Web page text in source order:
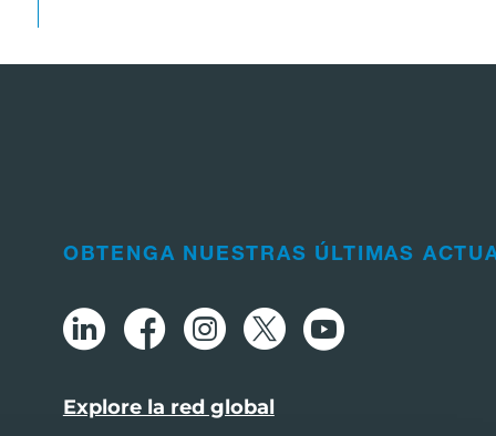
OBTENGA NUESTRAS ÚLTIMAS
Explore la red global